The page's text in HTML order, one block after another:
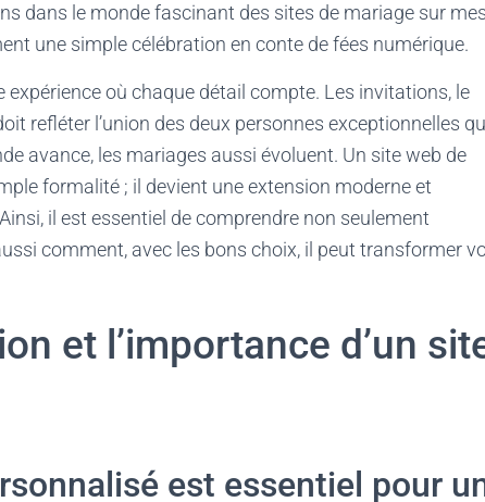
dans le monde fascinant des sites de mariage sur
une simple célébration en conte de fées numérique.
expérience où chaque détail compte. Les invitations, le
refléter l’union des deux personnes exceptionnelles
avance, les mariages aussi évoluent. Un site web de
formalité ; il devient une extension moderne et
il est essentiel de comprendre non seulement
comment, avec les bons choix, il peut transformer
et l’importance d’un
est essentiel pour